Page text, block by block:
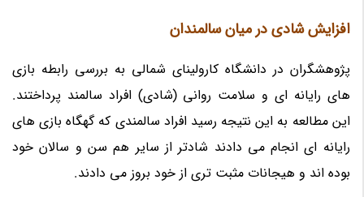
افزایش شادی در میان سالمندان
پژوهشگران در دانشگاه کارولینای شمالی به بررسی رابطه بازی
های رایانه ای و سلامت روانی (شادی) افراد سالمند پرداختند.
این مطالعه به این نتیجه رسید افراد سالمندی که گهگاه بازی های
رایانه ای انجام می دادند شادتر از سایر هم سن و سالان خود
بوده اند و هیجانات مثبت تری از خود بروز می دادند.